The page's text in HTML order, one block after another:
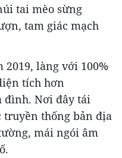
tai mèo sừng
tam giác mạch
làng với 100%
tích hơn
đình. Nơi đây tái
thống bản địa
mái ngói âm